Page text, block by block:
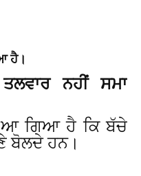
ਹੈ।
ਨਹੀਂ ਸਮਾ
ਆ ਗਿਆ ਹੈ ਕਿ ਬੱਚੇ
ਬੋਲਦੇ ਹਨ।